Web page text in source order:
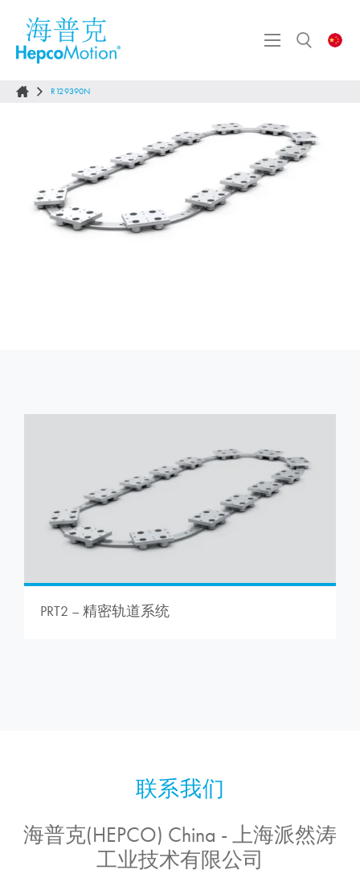
R129390N
PRT2 – 精密轨道系统
海普克(HEPCO) China - 上海派然涛
工业技术有限公司